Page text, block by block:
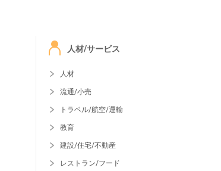
人材/サービス
人材
流通/小売
トラベル/航空/運輸
教育
建設/住宅/不動産
レストラン/フード